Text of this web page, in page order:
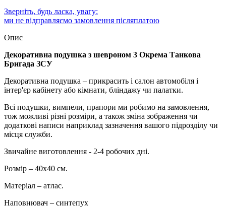
Зверніть, будь ласка, увагу:
ми не відправляємо замовлення післяплатою
Опис
Декоративна подушка з шевроном 3 Окрема Танкова
Бригада ЗСУ
Декоративна подушка – прикрасить і салон автомобіля і
інтер'єр кабінету або кімнати, бліндажу чи палатки.
Всі подушки, вимпели, прапори ми робимо на замовлення,
тож можливі різні розміри, а також зміна зображення чи
додаткові написи наприклад зазначення вашого підрозділу чи
місця служби.
Звичайне виготовлення - 2-4 робочих дні.
Розмір – 40х40 см.
Матеріал – атлас.
Наповнювач – синтепух